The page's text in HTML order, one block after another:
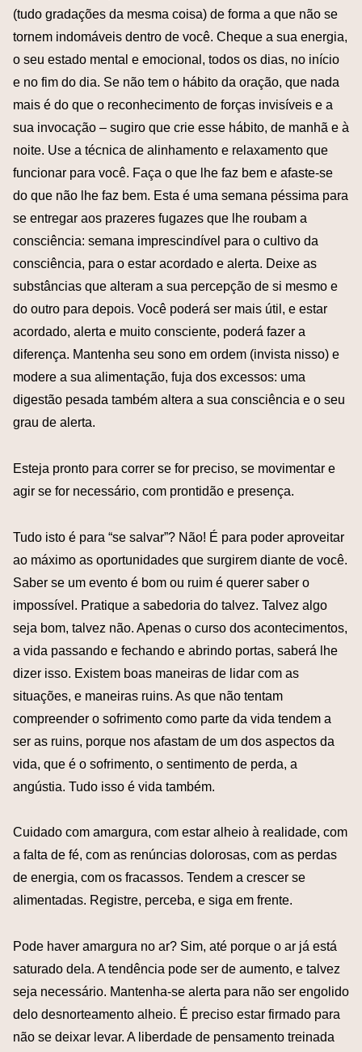
(tudo gradações da mesma coisa) de forma a que não se
tornem indomáveis dentro de você. Cheque a sua energia,
o seu estado mental e emocional, todos os dias, no início
e no fim do dia. Se não tem o hábito da oração, que nada
mais é do que o reconhecimento de forças invisíveis e a
sua invocação – sugiro que crie esse hábito, de manhã e à
noite. Use a técnica de alinhamento e relaxamento que
funcionar para você. Faça o que lhe faz bem e afaste-se
do que não lhe faz bem. Esta é uma semana péssima para
se entregar aos prazeres fugazes que lhe roubam a
consciência: semana imprescindível para o cultivo da
consciência, para o estar acordado e alerta. Deixe as
substâncias que alteram a sua percepção de si mesmo e
do outro para depois. Você poderá ser mais útil, e estar
acordado, alerta e muito consciente, poderá fazer a
diferença. Mantenha seu sono em ordem (invista nisso) e
modere a sua alimentação, fuja dos excessos: uma
digestão pesada também altera a sua consciência e o seu
grau de alerta.
Esteja pronto para correr se for preciso, se movimentar e
agir se for necessário, com prontidão e presença.
Tudo isto é para “se salvar”? Não! É para poder aproveitar
ao máximo as oportunidades que surgirem diante de você.
Saber se um evento é bom ou ruim é querer saber o
impossível. Pratique a sabedoria do talvez. Talvez algo
seja bom, talvez não. Apenas o curso dos acontecimentos,
a vida passando e fechando e abrindo portas, saberá lhe
dizer isso. Existem boas maneiras de lidar com as
situações, e maneiras ruins. As que não tentam
compreender o sofrimento como parte da vida tendem a
ser as ruins, porque nos afastam de um dos aspectos da
vida, que é o sofrimento, o sentimento de perda, a
angústia. Tudo isso é vida também.
Cuidado com amargura, com estar alheio à realidade, com
a falta de fé, com as renúncias dolorosas, com as perdas
de energia, com os fracassos. Tendem a crescer se
alimentadas. Registre, perceba, e siga em frente.
Pode haver amargura no ar? Sim, até porque o ar já está
saturado dela. A tendência pode ser de aumento, e talvez
seja necessário. Mantenha-se alerta para não ser engolido
delo desnorteamento alheio. É preciso estar firmado para
não se deixar levar. A liberdade de pensamento treinada